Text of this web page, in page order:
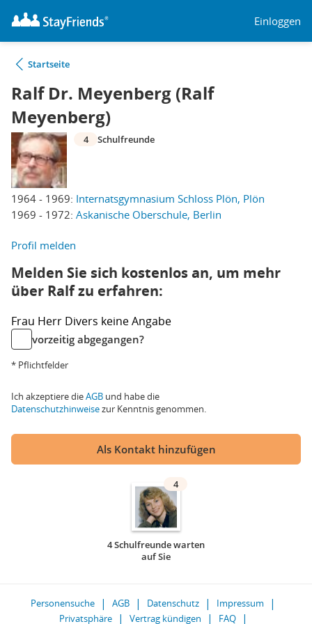
Einloggen
Startseite
Ralf Dr. Meyenberg (Ralf
Meyenberg)
1964 - 1969: Internatsgymnasium Schloss Plön, Plön
1969 - 1972: Askanische Oberschule, Berlin
4 Schulfreunde
Profil melden
Melden Sie sich kostenlos an, um mehr
über Ralf zu erfahren:
Frau Herr Divers keine Angabe
vorzeitig abgegangen?
* Pflichtfelder
Ich akzeptiere dieAGB und habe die
Datenschutzhinweisezur Kenntnis genommen.
Als Kontakt hinzufügen
4
4 Schulfreunde warten
auf Sie
Personensuche AGB Datenschutz
Impressum
Privatsphäre
Vertrag kündigen FAQ